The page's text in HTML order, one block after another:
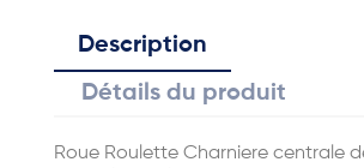
Description
Détails du produit
Roue Roulette Charniere centrale